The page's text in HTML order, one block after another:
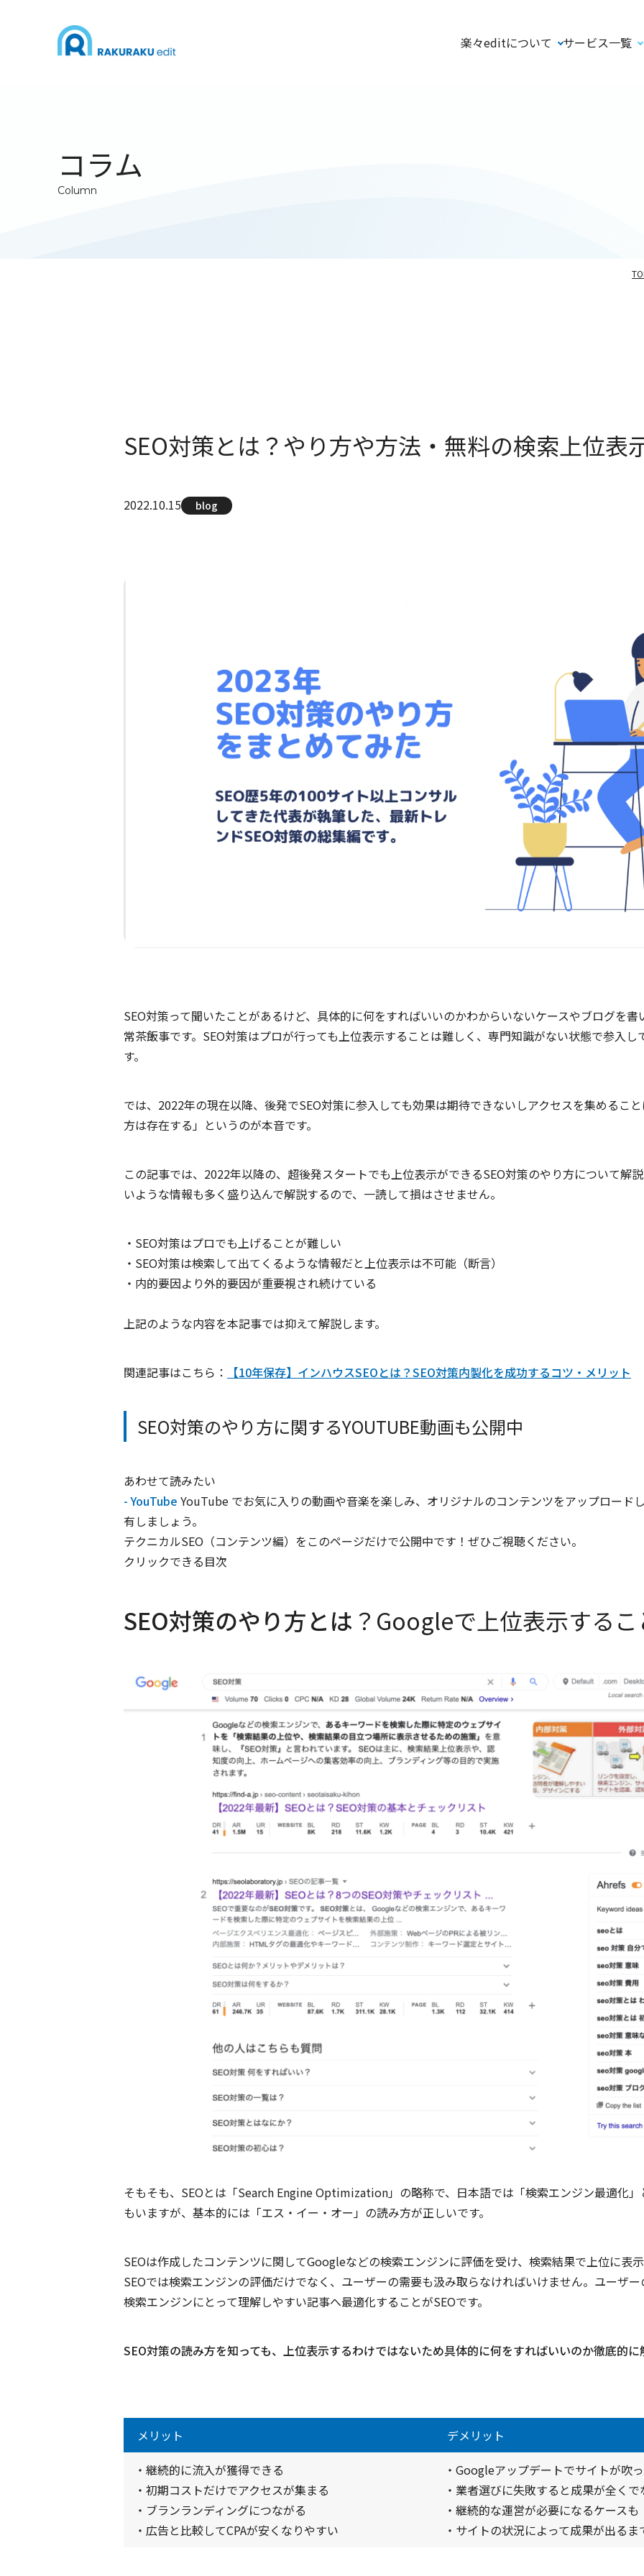
楽々editについて サービス一覧
コラム
Column
SEO対策とは？やり方や方法・無料の検索上位表
2022.10.15 blog
SEO対策って聞いたことがあるけど、具体的に何をすればいいのかわからいないケースやブログを
常茶飯事です。SEO対策はプロが行っても上位表示することは難しく、専門知識がない状態で参入
す。
では、2022年の現在以降、後発でSEO対策に参入しても効果は期待できないしアクセスを集めるこ
方は存在する」というのが本音です。
この記事では、2022年以降の、超後発スタートでも上位表示ができるSEO対策のやり方について解
いような情報も多く盛り込んで解説するので、一読して損はさせません。
・SEO対策はプロでも上げることが難しい
・SEO対策は検索して出てくるような情報だと上位表示は不可能（断言）
・内的要因より外的要因が重要視され続けている
上記のような内容を本記事では抑えて解説します。
関連記事はこちら： 【10年保存】インハウスSEOとは？SEO対策内製化を成功するコツ・メリット
SEO対策のやり方に関するYOUTUBE動画も公開中
あわせて読みたい
- YouTube YouTube でお気に入りの動画や音楽を楽しみ、オリジナルのコンテンツをアップロード
有しましょう。
テクニカルSEO（コンテンツ編）をこのページだけで公開中です！ぜひご視聴ください。
クリックできる目次
SEO対策のやり方とは？Googleで上位表示する
そもそも、SEOとは「Search Engine Optimization」の略称で、日本語では「検索エンジン最適化
もいますが、基本的には「エス・イー・オー」の読み方が正しいです。
SEOは作成したコンテンツに関してGoogleなどの検索エンジンに評価を受け、検索結果で上位に表
SEOでは検索エンジンの評価だけでなく、ユーザーの需要も汲み取らなければいけません。ユーザ
検索エンジンにとって理解しやすい記事へ最適化することがSEOです。
SEO対策の読み方を知っても、上位表示するわけではないため具体的に何をすればいいのか徹底的に
メリット
デメリット
・継続的に流入が獲得できる
・初期コストだけでアクセスが集まる
・ブランランディングにつながる
・広告と比較してCPAが安くなりやすい
・Googleアップデートでサイトが吹
・業者選びに失敗すると成果が全くで
・継続的な運営が必要になるケースも
・サイトの状況によって成果が出る